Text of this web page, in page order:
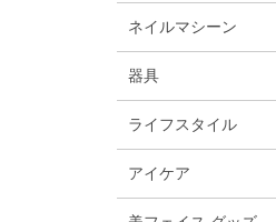
ネイルマシーン
器具
ライフスタイル
アイケア